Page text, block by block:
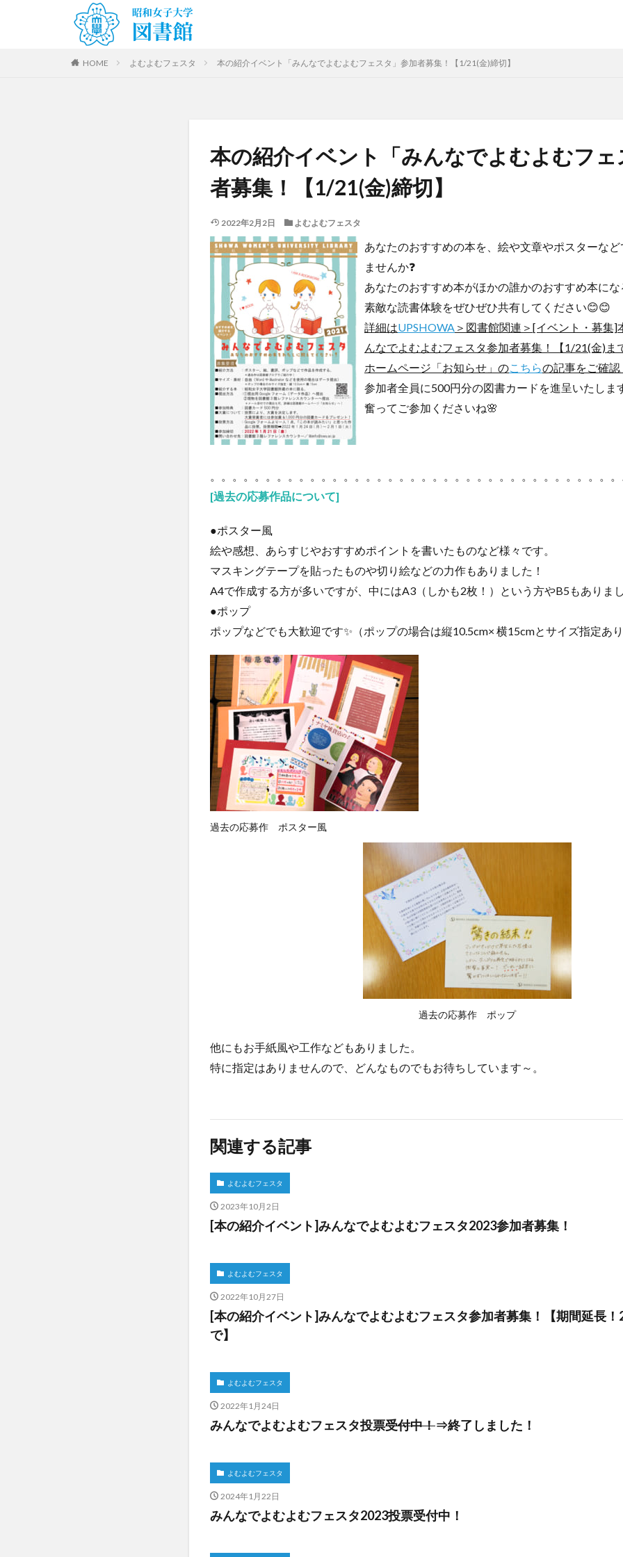
HOME よむよむフェスタ 本の紹介イベント「みんなでよむよむフェスタ」参加者募集！【1/21(金)締切】
本の紹介イベント「みんなでよむよむフェ
者募集！【1/21(金)締切】
2022年2月2日 よむよむフェスタ
あなたのおすすめの本を、絵や文章やポスターな
ませんか❓
あなたのおすすめ本がほかの誰かのおすすめ本に
素敵な読書体験をぜひぜひ共有してください😊😊
詳細はUPSHOWA ＞図書館関連＞[イベント・募集]
んなでよむよむフェスタ参加者募集！【1/21(金)ま
ホームページ「お知らせ」のこちらの記事をご確
参加者全員に500円分の図書カードを進呈いたしま
奮ってご参加くださいね🌸
。。。。。。。。。。。。。。。。。。。。。。。。。。。。。。。。。。。。
[過去の応募作品について]
●ポスター風
絵や感想、あらすじやおすすめポイントを書いたものなど様々です。
マスキングテープを貼ったものや切り絵などの力作もありました！
A4で作成する方が多いですが、中にはA3（しかも2枚！）という方やB5もありま
●ポップ
ポップなどでも大歓迎です✨（ポップの場合は縦10.5cm× 横15cmとサイズ指定あ
過去の応募作 ポスター風
過去の応募作 ポップ
他にもお手紙風や工作などもありました。
特に指定はありませんので、どんなものでもお待ちしています～。
関連する記事
よむよむフェスタ
2023年10月2日
[本の紹介イベント]みんなでよむよむフェスタ2023参加者募集！
よむよむフェスタ
2022年10月27日
[本の紹介イベント]みんなでよむよむフェスタ参加者募集！【期間延長
で】
よむよむフェスタ
2022年1月24日
みんなでよむよむフェスタ投票受付中！⇒終了しました！
よむよむフェスタ
2024年1月22日
みんなでよむよむフェスタ2023投票受付中！